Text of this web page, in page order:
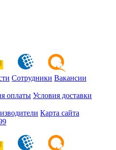
Сотрудники Вакансии
оплаты Условия доставки
Карта сайта